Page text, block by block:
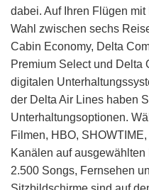
dabei. Auf Ihren Flügen
Wahl zwischen sechs
Cabin Economy, Delta
Premium Select und Delta
digitalen
der Delta Air Lines haben
Unterhaltungsoptionen.
Filmen, HBO,
Kanälen auf
2.500 Songs, Fernsehen